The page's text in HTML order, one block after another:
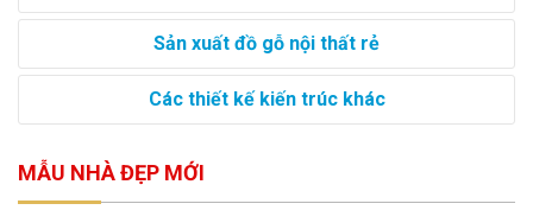
Sản xuất đồ gỗ nội thất rẻ
Các thiết kế kiến trúc khác
MẪU NHÀ ĐẸP MỚI